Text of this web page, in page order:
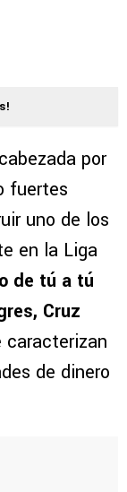
por
fuertes
uno de los
en la Liga
de tú a tú
Cruz
caracterizan
de dinero